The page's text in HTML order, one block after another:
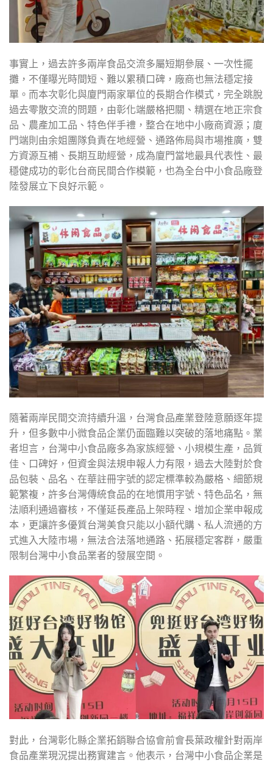
事實上，過去許多兩岸食品交流多屬短期參展、一次性擺
攤，不僅曝光時間短、難以累積口碑，廠商也無法穩定接
單。而本次彰化與廈門兩家單位的長期合作模式，完全跳脫
過去零散交流的問題，由彰化端嚴格把關、精選在地正宗食
品、農產加工品、特色伴手禮，整合在地中小廠商資源；廈
門端則由余姐團隊負責在地經營、通路佈局與市場推廣，雙
方資源互補、長期互助經營，成為廈門當地最具代表性、最
穩健成功的彰化台商民間合作模範，也為全台中小食品廠登
陸發展立下良好示範。
隨著兩岸民間交流持續升溫，台灣食品產業登陸意願逐年提
升，但多數中小微食品企業仍面臨難以突破的落地痛點。業
者坦言，台灣中小食品廠多為家族經營、小規模生產，品質
佳、口碑好，但資金與法規申報人力有限，過去大陸對於食
品包裝、品名、在華註冊字號的認定標準較為嚴格、細節規
範繁複，許多台灣傳統食品的在地慣用字號、特色品名，無
法順利通過審核，不僅延長產品上架時程、增加企業申報成
本，更讓許多優質台灣美食只能以小額代購、私人流通的方
式進入大陸市場，無法合法落地通路、拓展穩定客群，嚴重
限制台灣中小食品業者的發展空間。
對此，台灣彰化縣企業拓銷聯合協會前會長葉政權針對兩岸
食品產業現況提出務實建言。他表示，台灣中小食品企業是